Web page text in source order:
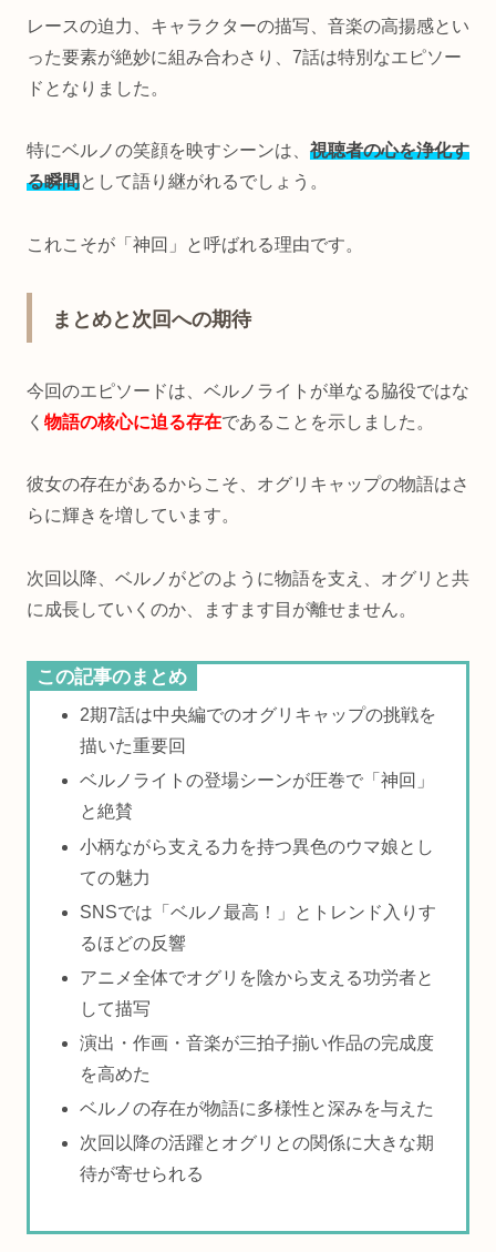
レースの迫力、キャラクターの描写、音楽の高揚感とい
った要素が絶妙に組み合わさり、7話は特別なエピソー
ドとなりました。
特にベルノの笑顔を映すシーンは、 視聴者の心を浄化す
る瞬間として語り継がれるでしょう。
これこそが「神回」と呼ばれる理由です。
まとめと次回への期待
今回のエピソードは、ベルノライトが単なる脇役ではな
く 物語の核心に迫る存在であることを示しました。
彼女の存在があるからこそ、オグリキャップの物語はさ
らに輝きを増しています。
次回以降、ベルノがどのように物語を支え、オグリと共
に成長していくのか、ますます目が離せません。
この記事のまとめ
2期7話は中央編でのオグリキャップの挑戦を
描いた重要回
ベルノライトの登場シーンが圧巻で「神回」
と絶賛
小柄ながら支える力を持つ異色のウマ娘とし
ての魅力
SNSでは「ベルノ最高！」とトレンド入りす
るほどの反響
アニメ全体でオグリを陰から支える功労者と
して描写
演出・作画・音楽が三拍子揃い作品の完成度
を高めた
ベルノの存在が物語に多様性と深みを与えた
次回以降の活躍とオグリとの関係に大きな期
待が寄せられる